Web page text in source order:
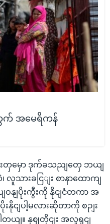
က် အမေရိကန်
တှမှော ဒုက်ခသညျတှေ ဘယျ
သားခငြျး စာနာထောကျ
ဝနျပိုးကွီးကို နိုငျငံတကာ အ
နိုငျပါ့မလားဆိုတာကို စဉျး
တယျ။ နှဈတိုငျး အလှုရှငျ